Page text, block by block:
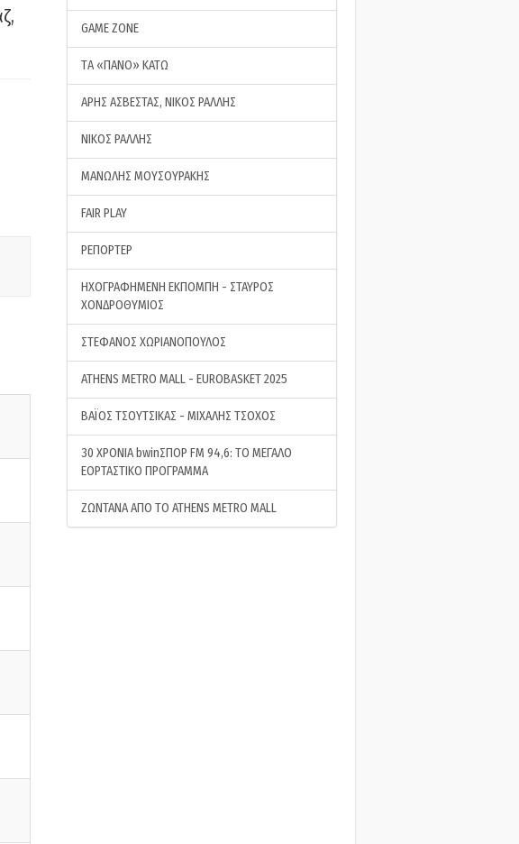
GAME ZONE
ΤA «ΠΑΝΟ» ΚΑΤΩ
ΑΡΗΣ ΑΣΒΕΣΤΑΣ, ΝΙΚΟΣ ΡΑΛΛΗΣ
ΝΙΚΟΣ ΡΑΛΛΗΣ
ΜΑΝΩΛΗΣ ΜΟΥΣΟΥΡΑΚΗΣ
FAIR PLAY
ΡΕΠΟΡΤΕΡ
ΗΧΟΓΡΑΦΗΜΕΝΗ ΕΚΠΟΜΠΗ - ΣΤΑΥΡΟΣ
ΧΟΝΔΡΟΘΥΜΙΟΣ
ΣΤΕΦΑΝΟΣ ΧΩΡΙΑΝΟΠΟΥΛΟΣ
ATHENS METRO MALL - EUROBASKET 2025
ΒΑΪΟΣ ΤΣΟΥΤΣΙΚΑΣ - ΜΙΧΑΛΗΣ ΤΣΟΧΟΣ
30 ΧΡΟΝΙΑ bwinΣΠΟΡ FM 94,6: ΤΟ ΜΕΓΑΛΟ
ΕΟΡΤΑΣΤΙΚΟ ΠΡΟΓΡΑΜΜΑ
ΖΩΝΤΑΝΑ ΑΠΟ ΤΟ ATHENS METRO MALL